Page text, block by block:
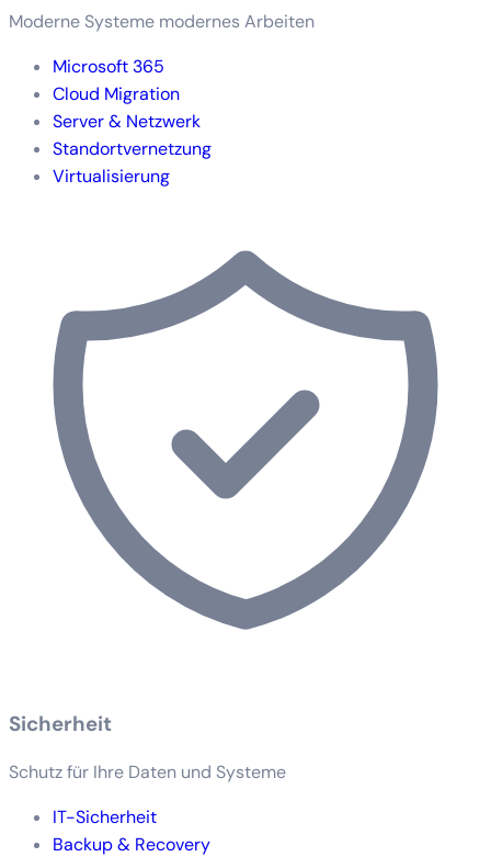
Moderne Systeme modernes Arbeiten
Microsoft 365
Cloud Migration
Server & Netzwerk
Standortvernetzung
Virtualisierung
Sicherheit
Schutz für Ihre Daten und Systeme
IT-Sicherheit
Backup & Recovery